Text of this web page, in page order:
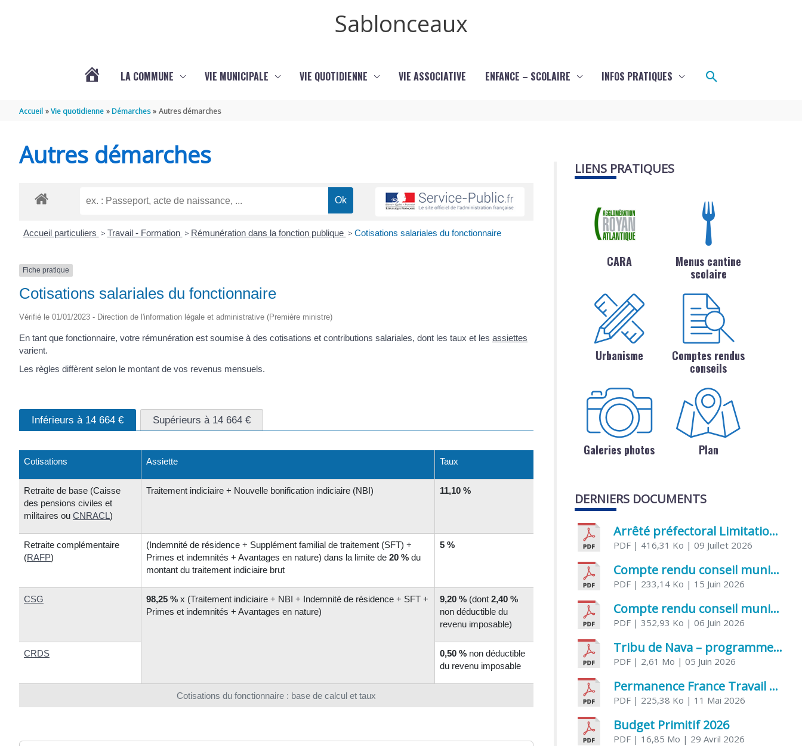
Sablonceaux
LA COMMUNE VIE MUNICIPALE VIE QUOTIDIENNE VIE ASSOCIATIVE ENFANCE – SCOLAIRE INFOS PRATIQUES Rechercher
Accueil Vie quotidienne Démarches Autres démarches
Autres démarches
Accueil particuliers > Travail - Formation > Rémunération dans la fonction publique > Cotisations salariales du fonctionnaire
Fiche pratique
Cotisations salariales du fonctionnaire
Vérifié le 01/01/2023 - Direction de l'information légale et administrative (Première ministre)
En tant que fonctionnaire, votre rémunération est soumise à des cotisations et contributions salariales, dont les taux et les assiettes
varient.
Les règles diffèrent selon le montant de vos revenus mensuels.
Inférieurs à 14 664 € Supérieurs à 14 664 €
Cotisations du fonctionnaire : base de calcul et taux
Cotisations Assiette Taux
Retraite de base (Caisse
des pensions civiles et
militaires ou CNRACL)
Traitement indiciaire + Nouvelle bonification indiciaire (NBI) 11,10 %
Retraite complémentaire
(RAFP)
(Indemnité de résidence + Supplément familial de traitement (SFT) +
Primes et indemnités + Avantages en nature) dans la limite de 20 % du
montant du traitement indiciaire brut
5 %
CSG 98,25 % x (Traitement indiciaire + NBI + Indemnité de résidence + SFT +
Primes et indemnités + Avantages en nature)
9,20 % (dont 2,40 %
non déductible du
revenu imposable)
CRDS 0,50 % non déductible
du revenu imposable
LIENS PRATIQUES
CARA
Menus cantine
scolaire
Urbanisme
Comptes rendus
conseils
Galeries photos Plan
DERNIERS DOCUMENTS
Arrêté préfectoral Limitation provisoire des usages de l’eau
PDF | 416,31 Ko | 09 Juillet 2026
Compte rendu conseil municipal 5 juin 2026 sénatoriale
PDF | 233,14 Ko | 15 Juin 2026
Compte rendu conseil municipal – 21 avril 2026
PDF | 352,93 Ko | 06 Juin 2026
Tribu de Nava – programme et inscriptions été 2026
PDF | 2,61 Mo | 05 Juin 2026
Permanence France Travail au CCAS de Saujon Juin 2026
PDF | 225,38 Ko | 11 Mai 2026
Budget Primitif 2026
PDF | 16,85 Mo | 29 Avril 2026